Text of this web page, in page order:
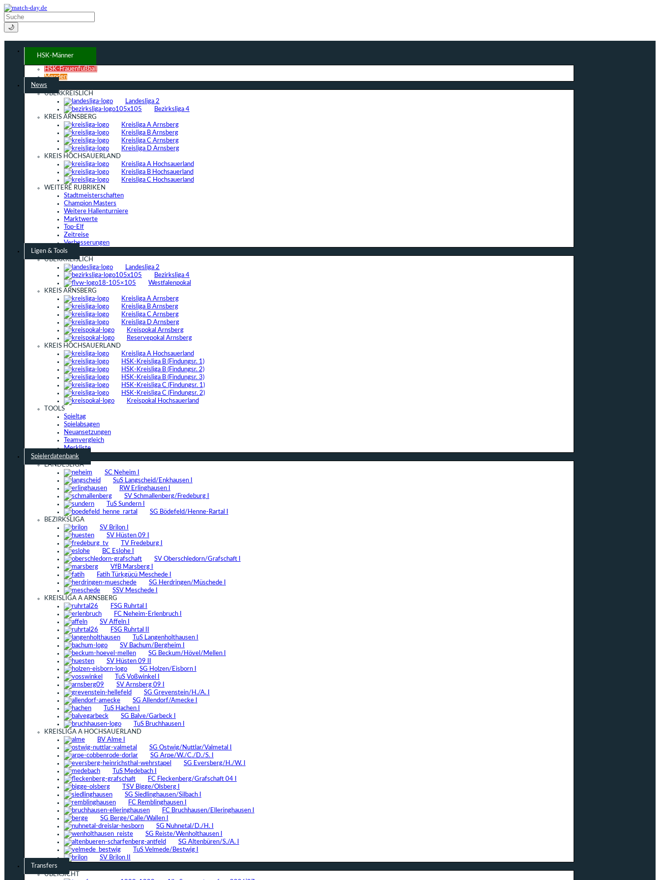
🌙
HSK-Männer
HSK-Frauenfußball
Menden
News
ÜBERKREISLICH
Landesliga 2
Bezirksliga 4
KREIS ARNSBERG
Kreisliga A Arnsberg
Kreisliga B Arnsberg
Kreisliga C Arnsberg
Kreisliga D Arnsberg
KREIS HOCHSAUERLAND
Kreisliga A Hochsauerland
Kreisliga B Hochsauerland
Kreisliga C Hochsauerland
WEITERE RUBRIKEN
Stadtmeisterschaften
Champion Masters
Weitere Hallenturniere
Marktwerte
Top-Elf
Zeitreise
Verbesserungen
Ligen & Tools
ÜBERKREISLICH
Landesliga 2
Bezirksliga 4
Westfalenpokal
KREIS ARNSBERG
Kreisliga A Arnsberg
Kreisliga B Arnsberg
Kreisliga C Arnsberg
Kreisliga D Arnsberg
Kreispokal Arnsberg
Reservepokal Arnsberg
KREIS HOCHSAUERLAND
Kreisliga A Hochsauerland
HSK-Kreisliga B (Findungsr. 1)
HSK-Kreisliga B (Findungsr. 2)
HSK-Kreisliga B (Findungsr. 3)
HSK-Kreisliga C (Findungsr. 1)
HSK-Kreisliga C (Findungsr. 2)
Kreispokal Hochsauerland
TOOLS
Spieltag
Spielabsagen
Neuansetzungen
Teamvergleich
Merkliste
Spielerdatenbank
LANDESLIGA
SC Neheim I
SuS Langscheid/Enkhausen I
RW Erlinghausen I
SV Schmallenberg/Fredeburg I
TuS Sundern I
SG Bödefeld/Henne-Rartal I
BEZIRKSLIGA
SV Brilon I
SV Hüsten 09 I
TV Fredeburg I
BC Eslohe I
SV Oberschledorn/Grafschaft I
VfB Marsberg I
Fatih Türkgücü Meschede I
SG Herdringen/Müschede I
SSV Meschede I
KREISLIGA A ARNSBERG
FSG Ruhrtal I
FC Neheim-Erlenbruch I
SV Affeln I
FSG Ruhrtal II
TuS Langenholthausen I
SV Bachum/Bergheim I
SG Beckum/Hövel/Mellen I
SV Hüsten 09 II
SG Holzen/Eisborn I
TuS Voßwinkel I
SV Arnsberg 09 I
SG Grevenstein/H./A. I
SG Allendorf/Amecke I
TuS Hachen I
SG Balve/Garbeck I
TuS Bruchhausen I
KREISLIGA A HOCHSAUERLAND
BV Alme I
SG Ostwig/Nuttlar/Valmetal I
SG Arpe/W./C./D./S. I
SG Eversberg/H./W. I
TuS Medebach I
FC Fleckenberg/Grafschaft 04 I
TSV Bigge/Olsberg I
SG Siedlinghausen/Silbach I
FC Remblinghausen I
FC Bruchhausen/Elleringhausen I
SG Berge/Calle/Wallen I
SG Nuhnetal/D./H. I
SG Reiste/Wenholthausen I
SG Altenbüren/S./A. I
TuS Velmede/Bestwig I
SV Brilon II
Transfers
ÜBERSICHT